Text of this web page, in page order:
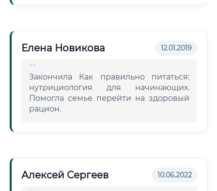
Елена Новикова 12.01.2019
Закончила Как правильно питаться:
нутрициология для начинающих.
Помогла семье перейти на здоровый
рацион.
Алексей Сергеев 10.06.2022